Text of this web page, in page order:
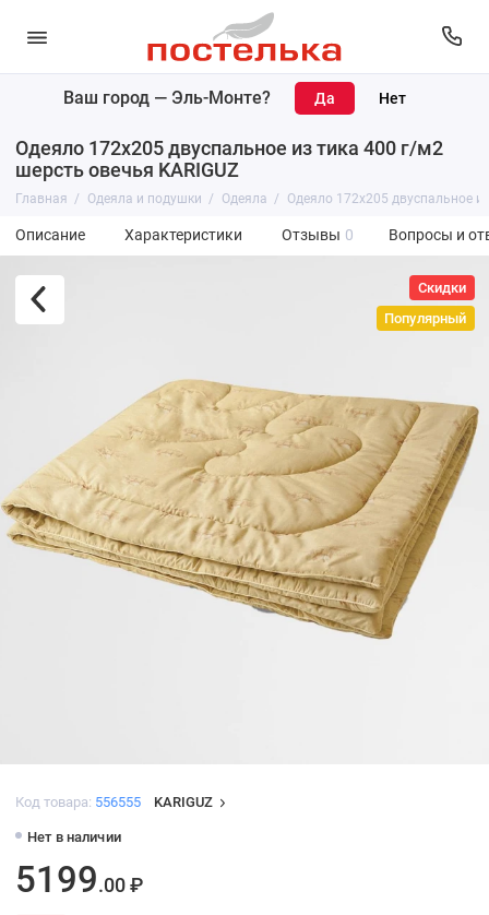
Ваш город — Эль-Монте?
Одеяло 172х205 двуспальное из тика 400 г/м2
шерсть овечья KARIGUZ
Главная Одеяла и подушки Одеяла Одеяло 172х205 двуспальное
Описание Характеристики Отзывы 0 Вопросы и
Скидки
Популярный
Код товара: 556555 KARIGUZ
Нет в наличии
5199.00 ₽